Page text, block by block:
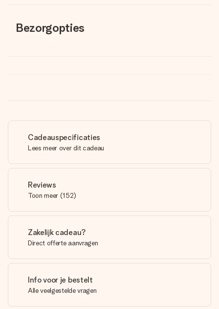
Bezorgopties
Cadeauspecificaties
Lees meer over dit cadeau
Reviews
Toon meer (152)
Zakelijk cadeau?
Direct offerte aanvragen
Info voor je bestelt
Alle veelgestelde vragen